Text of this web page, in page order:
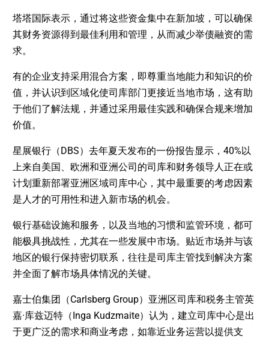
塔塔国际表示，通过将这些资金集中在新加坡，可以确保
其财务资源得到最佳利用和管理，从而减少举债融资的需
求。
有的企业支持采用混合方案，即尊重当地能力和知识的价
值，并认识到区域化使司库部门更接近当地市场，这有助
于他们了解法规，并通过采用最佳实践和确保合规来增加
价值。
星展银行（DBS）去年夏天发布的一份报告显示，40%以
上来自美国、欧洲和亚洲公司的司库和财务领导人正在或
计划重新部署亚洲区域司库中心，其中最重要的考虑因素
是人才的可用性和进入新市场的机会。
银行基础设施和服务，以及当地的习惯和监管环境，都可
能极具挑战性，尤其在一些发展中市场。贴近市场并与该
地区的银行保持密切联系，往往是司库主管找到解决方案
并全面了解市场具体情况的关键。
嘉士伯集团（Carlsberg Group）亚洲区司库和税务主管英
嘉·库兹迈特（Inga Kudzmaite）认为，建立司库中心是出
于更广泛的需求和商业考虑，如靠近业务运营以提供支